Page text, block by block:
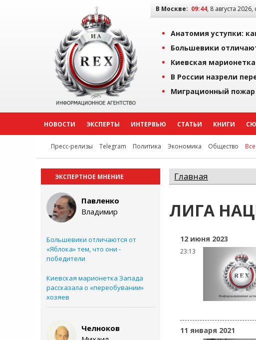
В Москве: 09:44, 8 августа 2026,
Анатомия уступки:
Большевики
Киевская
В России назрели
Миграционный
НОВОСТИ ЭКСПЕРТЫ ИНТЕРВЬЮ СТАТЬИ КНИГИ
Пресс-релизы Telegram Политика Экономика Общество
ЭКСПЕРТНОЕ МНЕНИЕ
Павленко
Владимир
Большевики отличаются от
«Яблока» тем, что они -
победители
Киевская марионетка Запада
рассказала о «переобувании»
хозяев
Челноков
Главная
ЛИГА
12 июня 2023
23:13
11 января 2021